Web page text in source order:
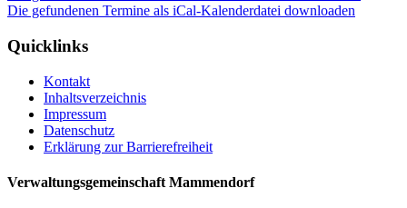
Die gefundenen Termine als iCal-Kalenderdatei downloaden
Quicklinks
Kontakt
Inhaltsverzeichnis
Impressum
Datenschutz
Erklärung zur Barrierefreiheit
Verwaltungsgemeinschaft Mammendorf